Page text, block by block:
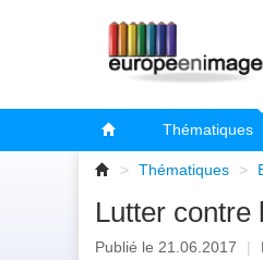
Thématiques
> Thématiques >
Lutter contre
Publié le 21.06.2017 |